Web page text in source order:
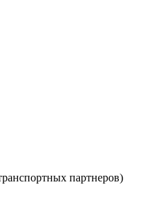
партнеров)